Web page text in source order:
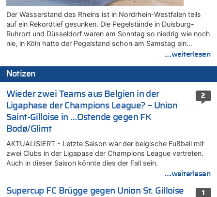
Der Wasserstand des Rheins ist in Nordrhein-Westfalen teils
auf ein Rekordtief gesunken. Die Pegelstände in Duisburg-
Ruhrort und Düsseldorf waren am Sonntag so niedrig wie noch
nie, in Köln hatte der Pegelstand schon am Samstag ein…
....weiterlesen
Notizen
2
Wieder zwei Teams aus Belgien in der
Ligaphase der Champions League? – Union
Saint-Gilloise in …Ostende gegen FK
Bodø/Glimt
AKTUALISIERT - Letzte Saison war der belgische Fußball mit
zwei Clubs in der Ligapase der Champions League vertreten.
Auch in dieser Saison könnte dies der Fall sein.
....weiterlesen
1
Supercup FC Brügge gegen Union St. Gilloise